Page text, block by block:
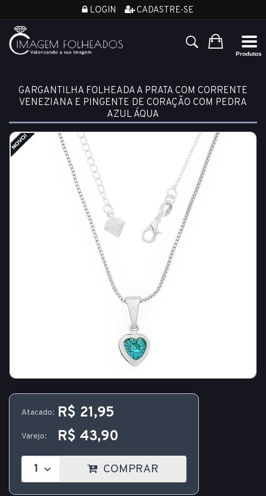
LOGIN CADASTRE-SE
GARGANTILHA FOLHEADA A PRATA COM CORRENTE
VENEZIANA E PINGENTE DE CORAÇÃO COM PEDRA
AZUL ÁQUA
Atacado: R$ 21,95
Varejo: R$ 43,90
COMPRAR